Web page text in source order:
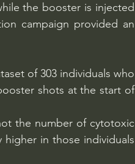
the booster is injected
campaign provided an
of 303 individuals who
shots at the start of
the number of cytotoxic
in those individuals